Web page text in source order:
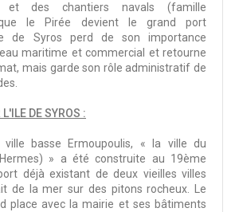
et des chantiers navals (famille
le Pirée devient le grand port
de Syros perd de son importance
maritime et commercial et retourne
mais garde son rôle administratif de
DE SYROS :
basse Ermoupoulis, « la ville du
» a été construite au 19ème
déjà existant de deux vieilles villes
de la mer sur des pitons rocheux. Le
place avec la mairie et ses bâtiments